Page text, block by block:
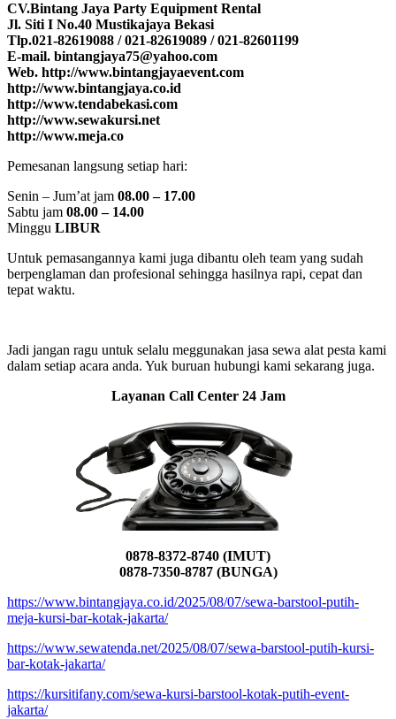
CV.Bintang Jaya Party Equipment Rental
Jl. Siti I No.40 Mustikajaya Bekasi
Tlp.021-82619088 / 021-82619089 / 021-82601199
E-mail. bintangjaya75@yahoo.com
Web. http://www.bintangjayaevent.com
http://www.bintangjaya.co.id
http://www.tendabekasi.com
http://www.sewakursi.net
http://www.meja.co
Pemesanan langsung setiap hari:
Senin – Jum’at jam 08.00 – 17.00
Sabtu jam 08.00 – 14.00
Minggu LIBUR
Untuk pemasangannya kami juga dibantu oleh team yang sudah
berpenglaman dan profesional sehingga hasilnya rapi, cepat dan
tepat waktu.
Jadi jangan ragu untuk selalu meggunakan jasa sewa alat pesta kami
dalam setiap acara anda. Yuk buruan hubungi kami sekarang juga.
Layanan Call Center 24 Jam
0878-8372-8740 (IMUT)
0878-7350-8787 (BUNGA)
https://www.bintangjaya.co.id/2025/08/07/sewa-barstool-putih-
meja-kursi-bar-kotak-jakarta/
https://www.sewatenda.net/2025/08/07/sewa-barstool-putih-kursi-
bar-kotak-jakarta/
https://kursitifany.com/sewa-kursi-barstool-kotak-putih-event-
jakarta/